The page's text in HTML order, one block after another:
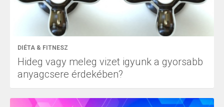
DIÉTA & FITNESZ
Hideg vagy meleg vizet igyunk a gyorsabb
anyagcsere érdekében?